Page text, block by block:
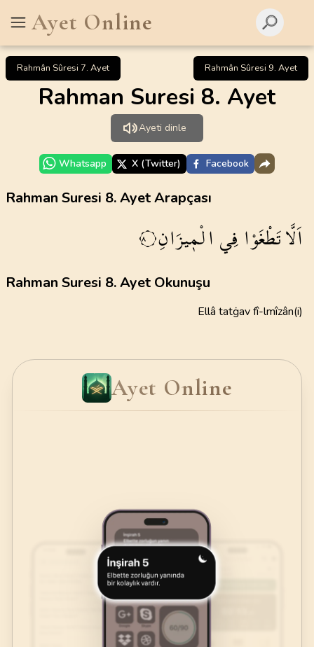
Ayet Online
Rahmân Sûresi 7. Ayet Rahmân Sûresi 9. Ayet
Rahman Suresi 8. Ayet
Ayeti dinle
Whatsapp X (Twitter) Facebook
Rahman Suresi 8. Ayet Arapçası
اَلَّاتَطْغَوْافِيالْم۪يزَانِ ٨
Rahman Suresi 8. Ayet Okunuşu
Ellâ tatġav fî-lmîzân(i)
Ayet Online